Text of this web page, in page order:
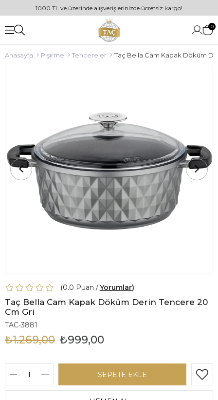
1000 TL ve üzerinde alışverişlerinizde ücretsiz kargo!
0
Anasayfa Pişirme Tencereler
0.0 Yorumlar
Taç Bella Cam Kapak Döküm Derin Tencere 20
Cm Gri
TAC-3881
₺1.269,00 ₺999,00